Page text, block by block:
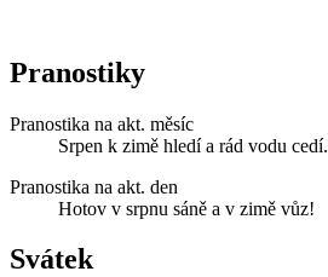
Pranostiky
Pranostika na akt. měsíc
Srpen k zimě hledí a rád vodu cedí.
Pranostika na akt. den
Hotov v srpnu sáně a v zimě vůz!
Svátek